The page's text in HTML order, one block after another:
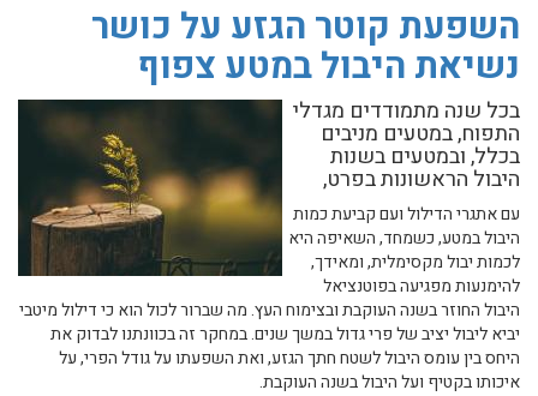
השפעת קוטר הגזע על כושר
נשיאת היבול במטע צפוף
בכל שנה מתמודדים מגדלי
התפוח, במטעים מניבים
בכלל, ובמטעים בשנות
היבול הראשונות בפרט,
עם אתגרי הדילול ועם קביעת כמות
היבול במטע, כשמחד, השאיפה היא
לכמות יבול מקסימלית, ומאידך,
להימנעות מפגיעה בפוטנציאל
היבול החוזר בשנה העוקבת ובצימוח העץ. מה שברור לכול הוא כי דילול מיטבי
יביא ליבול יציב של פרי גדול במשך שנים. במחקר זה בכוונתנו לבדוק את
היחס בין עומס היבול לשטח חתך הגזע, ואת השפעתו על גודל הפרי, על
איכותו בקטיף ועל היבול בשנה העוקבת.